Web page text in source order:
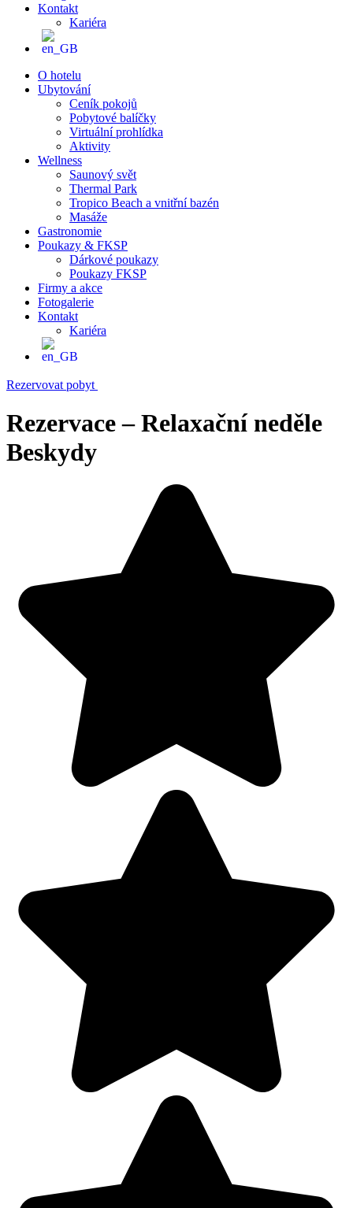
Kontakt
Kariéra
O hotelu
Ubytování
Ceník pokojů
Pobytové balíčky
Virtuální prohlídka
Aktivity
Wellness
Saunový svět
Thermal Park
Tropico Beach a vnitřní bazén
Masáže
Gastronomie
Poukazy & FKSP
Dárkové poukazy
Poukazy FKSP
Firmy a akce
Fotogalerie
Kontakt
Kariéra
Rezervovat pobyt
Rezervace – Relaxační neděle
Beskydy